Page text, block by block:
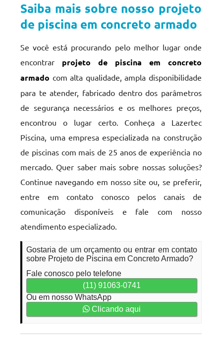
Saiba mais sobre nosso projeto
de piscina em concreto armado
Se você está procurando pelo melhor lugar onde
encontrar projeto de piscina em concreto
armado com alta qualidade, ampla disponibilidade
para te atender, fabricado dentro dos parâmetros
de segurança necessários e os melhores preços,
encontrou o lugar certo. Conheça a Lazertec
Piscina, uma empresa especializada na construção
de piscinas com mais de 25 anos de experiência no
mercado. Quer saber mais sobre nossas soluções?
Continue navegando em nosso site ou, se preferir,
entre em contato conosco pelos canais de
comunicação disponíveis e fale com nosso
atendimento especializado.
Gostaria de um orçamento ou entrar em contato
sobre Projeto de Piscina em Concreto Armado?
Fale conosco pelo telefone
(11) 91063-0741
Ou em nosso WhatsApp
Clicando aqui